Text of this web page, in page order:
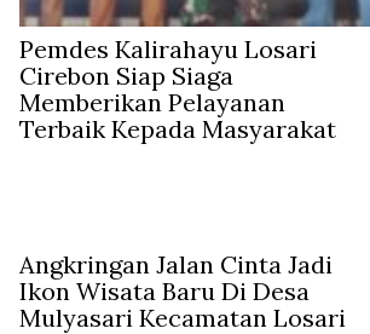
Pemdes Kalirahayu Losari
Cirebon Siap Siaga
Memberikan Pelayanan
Terbaik Kepada Masyarakat
Angkringan Jalan Cinta Jadi
Ikon Wisata Baru Di Desa
Mulyasari Kecamatan Losari